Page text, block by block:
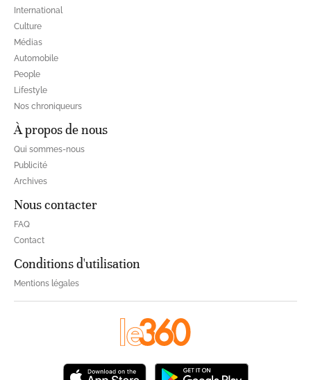
International
Culture
Médias
Automobile
People
Lifestyle
Nos chroniqueurs
À propos de nous
Qui sommes-nous
Publicité
Archives
Nous contacter
FAQ
Contact
Conditions d'utilisation
Mentions légales